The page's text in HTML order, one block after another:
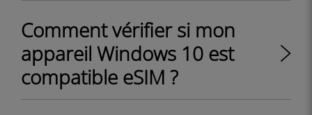
Comment vérifier si mon
appareil Windows 10 est
compatible eSIM ?